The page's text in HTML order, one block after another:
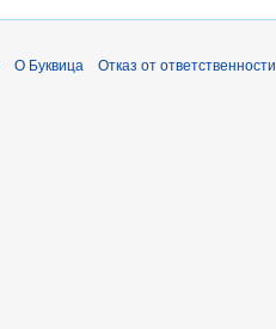
О Буквица Отказ от ответственности